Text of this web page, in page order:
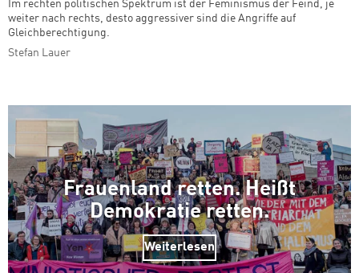
Im rechten politischen Spektrum ist der Feminismus der Feind, je
weiter nach rechts, desto aggressiver sind die Angriffe auf
Gleichberechtigung.
Stefan Lauer
Frauenland retten. Heißt
Demokratie retten.
Weiterlesen